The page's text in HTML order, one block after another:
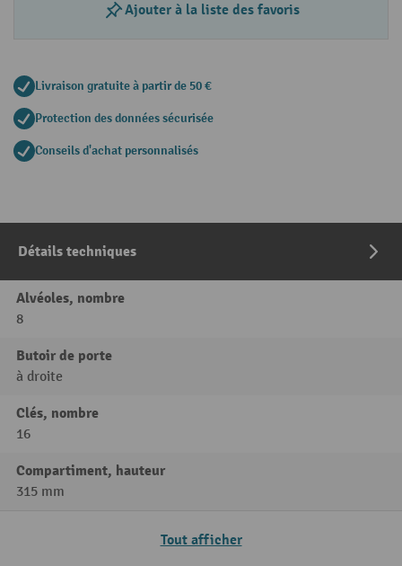
Ajouter à la liste des favoris
Livraison gratuite à partir de 50 €
Protection des données sécurisée
Conseils d'achat personnalisés
Détails techniques
Alvéoles, nombre
8
Butoir de porte
à droite
Clés, nombre
16
Compartiment, hauteur
315 mm
Tout afficher